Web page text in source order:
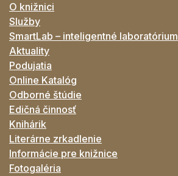
O knižnici
Služby
SmartLab – inteligentné laboratórium
Aktuality
Podujatia
Online Katalóg
Odborné štúdie
Edičná činnosť
Knihárik
Literárne zrkadlenie
Informácie pre knižnice
Fotogaléria